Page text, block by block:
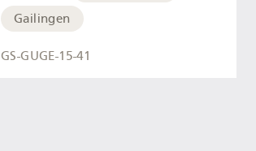
Gailingen
GS-GUGE-15-41